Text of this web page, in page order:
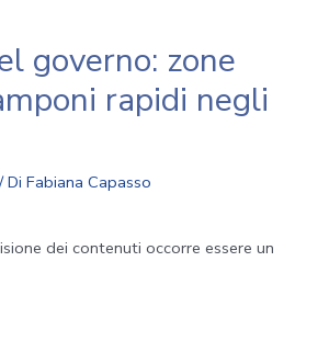
governo: zone
rapidi negli
DiFabiana Capasso
dei contenuti occorre essere un